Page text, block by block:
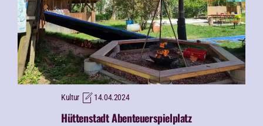
Kultur 14.04.2024
Hüttenstadt Abenteuerspielplatz